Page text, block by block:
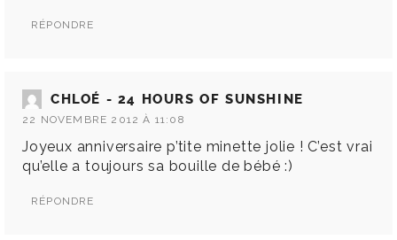
RÉPONDRE
CHLOÉ - 24 HOURS OF SUNSHINE
22 NOVEMBRE 2012 À 11:08
Joyeux anniversaire p’tite minette jolie ! C’est vrai
qu’elle a toujours sa bouille de bébé :)
RÉPONDRE